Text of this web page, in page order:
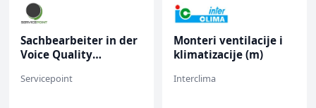
Sachbearbeiter in der
Voice Quality
Servicepoint
Monteri ventilacije i
klimatizacije (m)
Interclima